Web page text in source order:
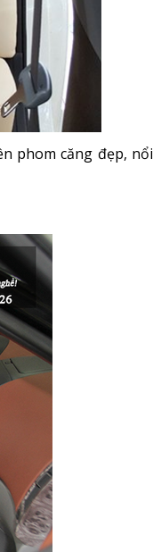
phom căng đẹp, nổi